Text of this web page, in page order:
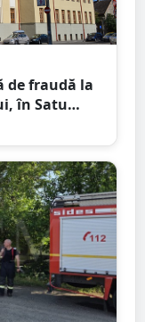
de fraudă la
în Satu
„Mihai